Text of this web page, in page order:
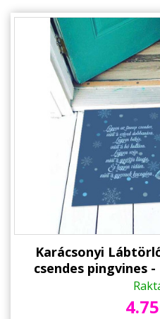
Karácsonyi
csendes pingvines